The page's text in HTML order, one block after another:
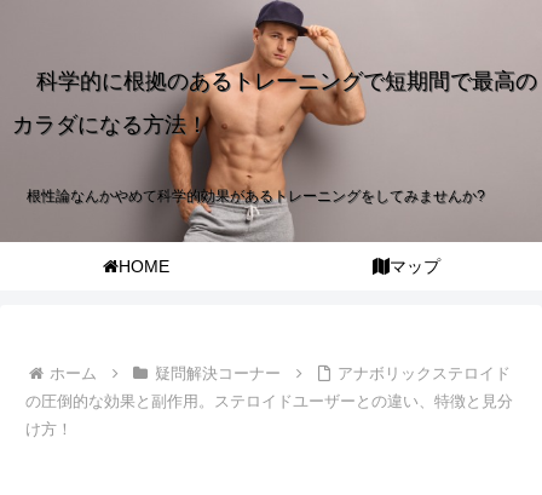
科学的に根拠のあるトレーニングで短期間で最高の
カラダになる方法！
根性論なんかやめて科学的効果があるトレーニングをしてみませんか?
HOME マップ
ホーム 疑問解決コーナー
アナボリックステロイド
の圧倒的な効果と副作用。ステロイドユーザーとの違い、特徴と見分
け方！